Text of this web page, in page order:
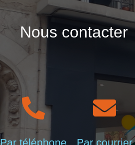
Nous contacter
Par téléphone
Par courrier